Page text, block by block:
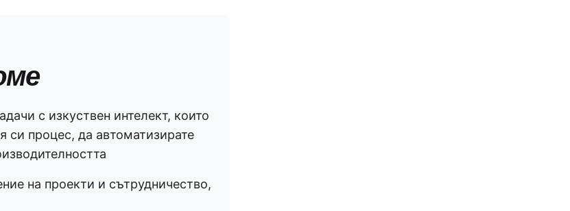
с изкуствен интелект, които
си процес, да автоматизирате
на проекти и сътрудничество,